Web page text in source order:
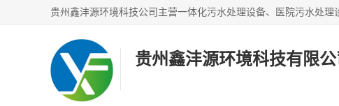
贵州鑫沣源环境科技有限公